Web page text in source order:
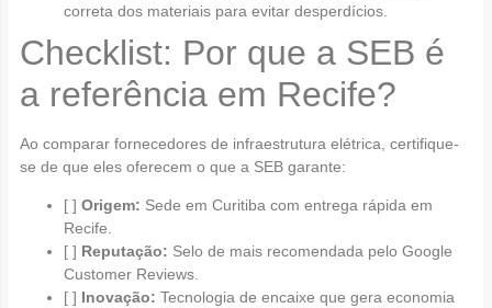
correta dos materiais para evitar desperdícios.
Checklist: Por que a SEB é
a referência em Recife?
Ao comparar fornecedores de infraestrutura elétrica, certifique-
se de que eles oferecem o que a SEB garante:
[ ] Origem: Sede em Curitiba com entrega rápida em
Recife.
[ ] Reputação: Selo de mais recomendada pelo Google
Customer Reviews.
[ ] Inovação: Tecnologia de encaixe que gera economia